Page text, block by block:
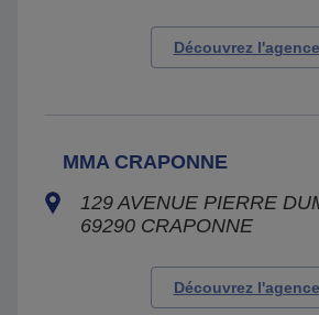
Découvrez l'agence
MMA CRAPONNE
129 AVENUE PIERRE
69290 CRAPONNE
Découvrez l'agence